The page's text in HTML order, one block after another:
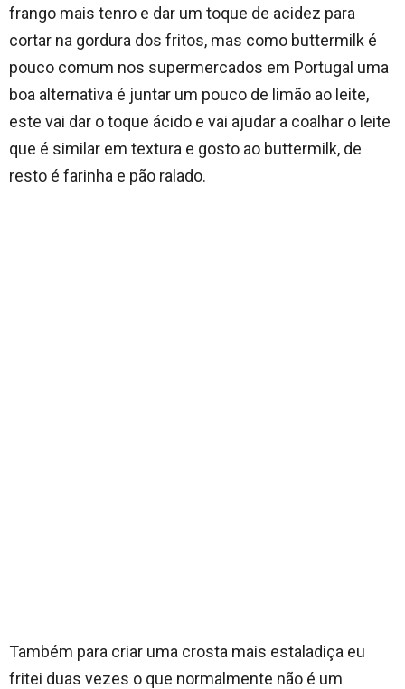
frango mais tenro e dar um toque de acidez para
cortar na gordura dos fritos, mas como buttermilk é
pouco comum nos supermercados em Portugal uma
boa alternativa é juntar um pouco de limão ao leite,
este vai dar o toque ácido e vai ajudar a coalhar o leite
que é similar em textura e gosto ao buttermilk, de
resto é farinha e pão ralado.
Também para criar uma crosta mais estaladiça eu
fritei duas vezes o que normalmente não é um